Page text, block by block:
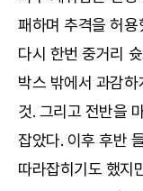
패하며 추격을 허
다시 한번 중거리
박스 밖에서 과감
것. 그리고 전반을
잡았다. 이후 후반
따라잡히기도 했지